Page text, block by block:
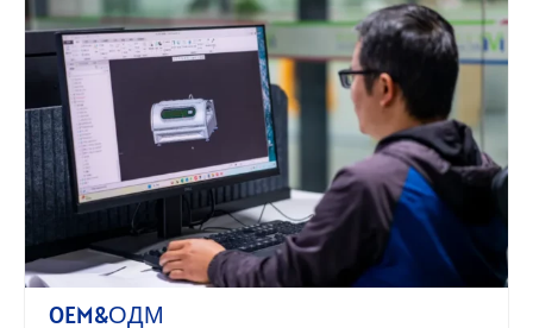
OEM&ОДМ